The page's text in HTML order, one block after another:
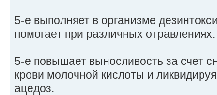
5-е выполняет в организме
помогает при различных отравлениях.
5-е повышает выносливость за счет
крови молочной кислоты и
ацедоз.